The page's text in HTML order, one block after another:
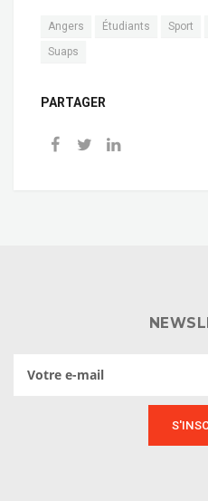
Angers Étudiants Sport
Suaps
PARTAGER